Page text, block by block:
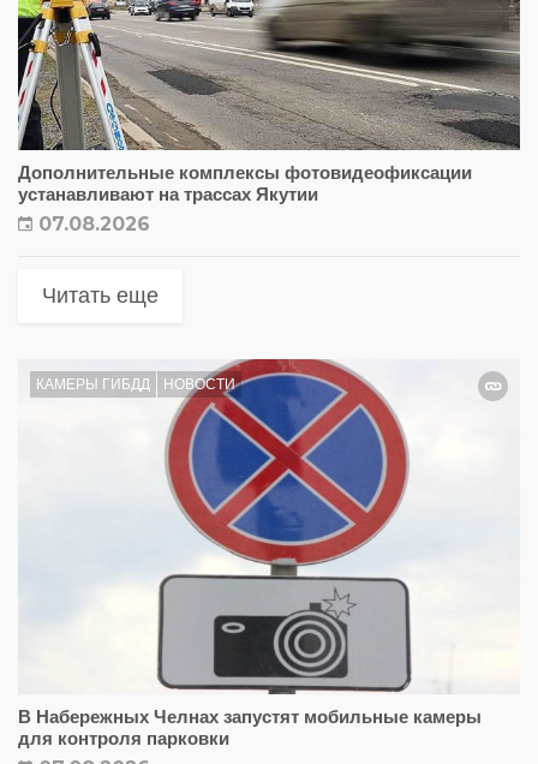
Дополнительные комплексы фотовидеофиксации
устанавливают на трассах Якутии
07.08.2026
Читать еще
КАМЕРЫ ГИБДД НОВОСТИ
В Набережных Челнах запустят мобильные камеры
для контроля парковки